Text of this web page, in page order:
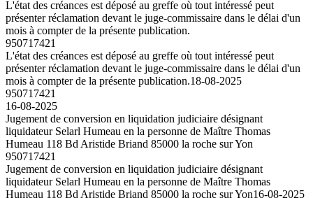
L'état des créances est déposé au greffe où tout intéressé peut
présenter réclamation devant le juge-commissaire dans le délai d'un
mois à compter de la présente publication.
950717421
L'état des créances est déposé au greffe où tout intéressé peut
présenter réclamation devant le juge-commissaire dans le délai d'un
mois à compter de la présente publication.18-08-2025
950717421
16-08-2025
Jugement de conversion en liquidation judiciaire désignant
liquidateur Selarl Humeau en la personne de Maître Thomas
Humeau 118 Bd Aristide Briand 85000 la roche sur Yon
950717421
Jugement de conversion en liquidation judiciaire désignant
liquidateur Selarl Humeau en la personne de Maître Thomas
Humeau 118 Bd Aristide Briand 85000 la roche sur Yon16-08-2025